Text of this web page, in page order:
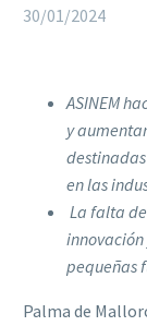
30/01/2024
ASINEM
y
en las
La falta
pequeñas
Palma de